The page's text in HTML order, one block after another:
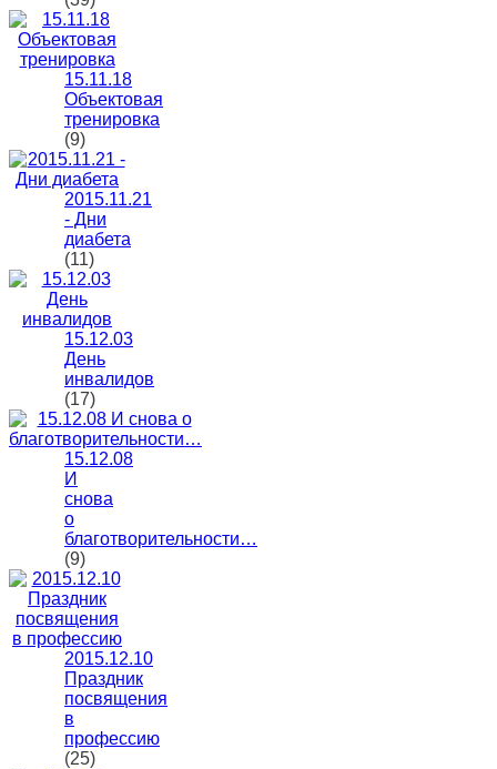
15.11.18
Объектовая
тренировка
(9)
2015.11.21
- Дни
диабета
(11)
15.12.03
День
инвалидов
(17)
15.12.08
И
снова
о
благотворительности…
(9)
2015.12.10
Праздник
посвящения
в
профессию
(25)